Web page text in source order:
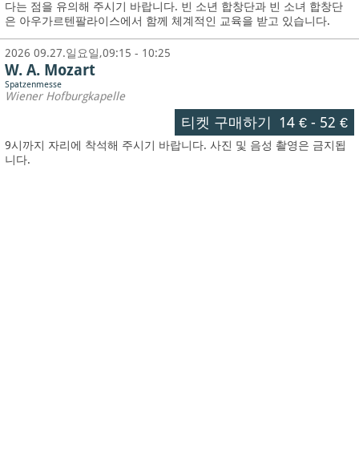
다는 점을 유의해 주시기 바랍니다. 빈 소년 합창단과 빈 소녀 합창단
은 아우가르텐팔라이스에서 함께 체계적인 교육을 받고 있습니다.
2026 09.27.일요일,09:15 - 10:25
W. A. Mozart
Spatzenmesse
Wiener Hofburgkapelle
티켓 구매하기 14 €- 52 €
9시까지 자리에 착석해 주시기 바랍니다. 사진 및 음성 촬영은 금지됩
니다.